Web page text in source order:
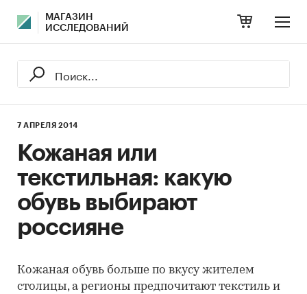
МАГАЗИН
ИССЛЕДОВАНИЙ
7 АПРЕЛЯ 2014
Кожаная или
текстильная: какую
обувь выбирают
россияне
Кожаная обувь больше по вкусу жителем
столицы, а регионы предпочитают текстиль и